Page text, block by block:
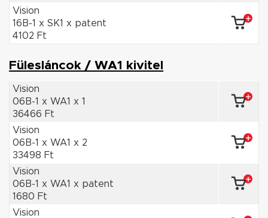
Vision
16B-1 x SK1 x patent
4102 Ft
Fülesláncok / WA1 kivitel
Vision
06B-1 x WA1 x 1
36466 Ft
Vision
06B-1 x WA1 x 2
33498 Ft
Vision
06B-1 x WA1 x patent
1680 Ft
Vision